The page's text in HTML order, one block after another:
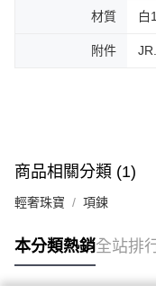
材質 白
附件
商品相關分類 (1)
輕奢珠寶 項鍊
本分類熱銷全站排